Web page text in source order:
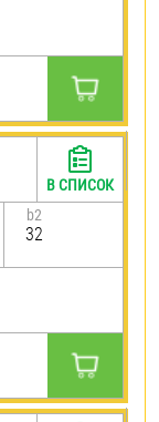
b2
32
В СПИСОК